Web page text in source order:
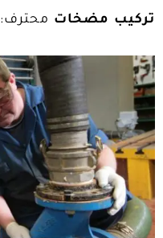
تركيب مضخات محترف: